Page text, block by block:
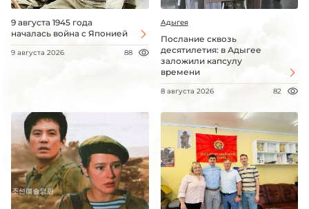
9 августа 1945 года
началась война с Японией
9 августа 2026 88
Адыгея
Послание сквозь
десятилетия: в Адыгее
заложили капсулу
времени
8 августа 2026 82